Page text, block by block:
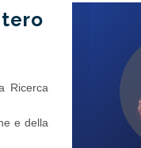
Ricerca
e della